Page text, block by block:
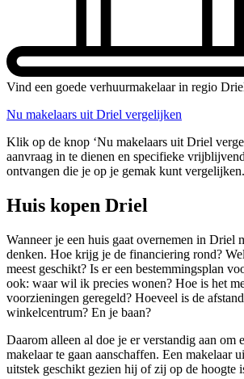
Vind een goede verhuurmakelaar in regio
Nu makelaars uit Driel vergelijken
Klik op de knop ‘Nu makelaars uit Driel
aanvraag in te dienen en specifieke
ontvangen die je op je gemak kunt vergelijken.
Huis kopen Driel
Wanneer je een huis gaat overnemen in Driel
denken. Hoe krijg je de financiering rond?
meest geschikt? Is er een bestemmingsplan
ook: waar wil ik precies wonen? Hoe is het
voorzieningen geregeld? Hoeveel is de
winkelcentrum? En je baan?
Daarom alleen al doe je er verstandig aan om
makelaar te gaan aanschaffen. Een makelaar
uitstek geschikt gezien hij of zij op de hoogte